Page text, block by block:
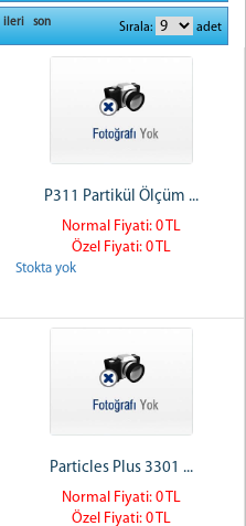
ileri son Sırala: adet
P311 Partikül Ölçüm ...
Normal Fiyati: 0 TL
Özel Fiyati: 0 TL
Stokta yok
Particles Plus 3301 ...
Normal Fiyati: 0 TL
Özel Fiyati: 0 TL